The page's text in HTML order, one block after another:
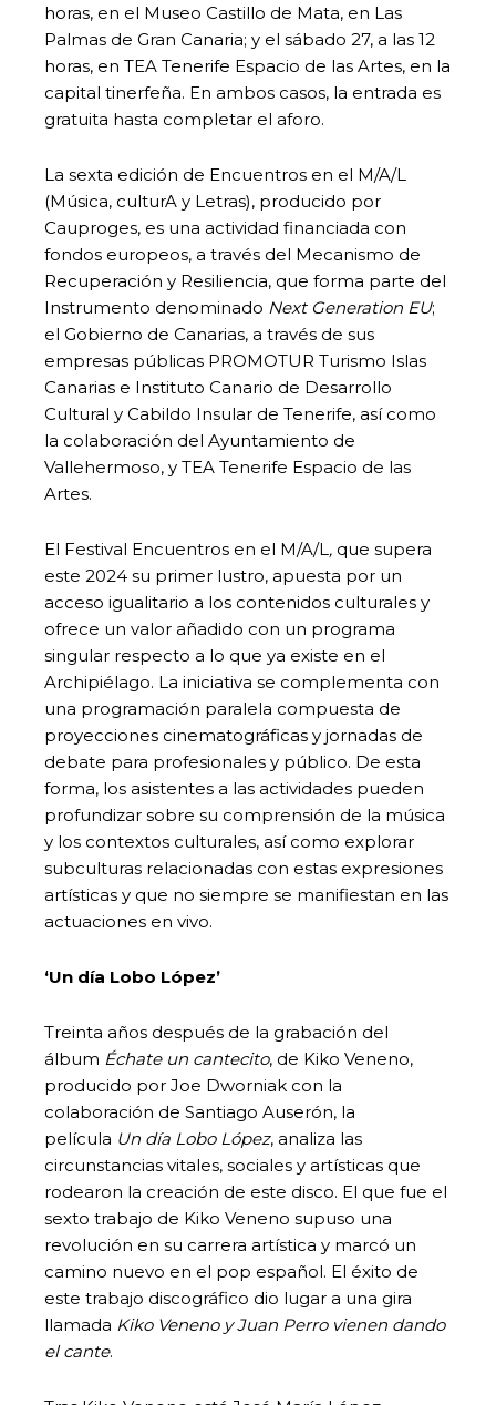
horas, en el Museo Castillo de Mata, en Las
Palmas de Gran Canaria; y el sábado 27, a las 12
horas, en TEA Tenerife Espacio de las Artes, en la
capital tinerfeña. En ambos casos, la entrada es
gratuita hasta completar el aforo.
La sexta edición de Encuentros en el M/A/L
(Música, culturA y Letras), producido por
Cauproges, es una actividad financiada con
fondos europeos, a través del Mecanismo de
Recuperación y Resiliencia, que forma parte del
Instrumento denominado Next Generation EU;
el Gobierno de Canarias, a través de sus
empresas públicas PROMOTUR Turismo Islas
Canarias e Instituto Canario de Desarrollo
Cultural y Cabildo Insular de Tenerife, así como
la colaboración del Ayuntamiento de
Vallehermoso, y TEA Tenerife Espacio de las
Artes.
El Festival Encuentros en el M/A/L, que supera
este 2024 su primer lustro, apuesta por un
acceso igualitario a los contenidos culturales y
ofrece un valor añadido con un programa
singular respecto a lo que ya existe en el
Archipiélago. La iniciativa se complementa con
una programación paralela compuesta de
proyecciones cinematográficas y jornadas de
debate para profesionales y público. De esta
forma, los asistentes a las actividades pueden
profundizar sobre su comprensión de la música
y los contextos culturales, así como explorar
subculturas relacionadas con estas expresiones
artísticas y que no siempre se manifiestan en las
actuaciones en vivo.
‘Un día Lobo López’
Treinta años después de la grabación del
álbum Échate un cantecito, de Kiko Veneno,
producido por Joe Dworniak con la
colaboración de Santiago Auserón, la
película Un día Lobo López, analiza las
circunstancias vitales, sociales y artísticas que
rodearon la creación de este disco. El que fue el
sexto trabajo de Kiko Veneno supuso una
revolución en su carrera artística y marcó un
camino nuevo en el pop español. El éxito de
este trabajo discográfico dio lugar a una gira
llamada Kiko Veneno y Juan Perro vienen dando
el cante.